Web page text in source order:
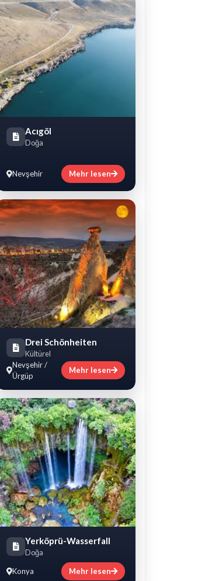
Acıgöl
Doğa
Nevşehir Mehr lesen
Drei Schönheiten
Kültürel
Nevşehir /
Ürgüp
Mehr lesen
Yerköprü-Wasserfall
Doğa
Konya
Mehr lesen